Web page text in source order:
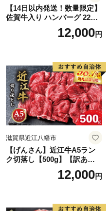
【14日以内発送！数量限定】
佐賀牛入り ハンバーグ 22個
2.6kg(120g×22個)【佐賀牛
黒毛和牛 ブランド牛 九州 ハ
気】(H083106)
12,000円
滋賀県近江八幡市
【げんさん】近江牛A5ラン
ク切落し【500g】【訳あり】
12,000円